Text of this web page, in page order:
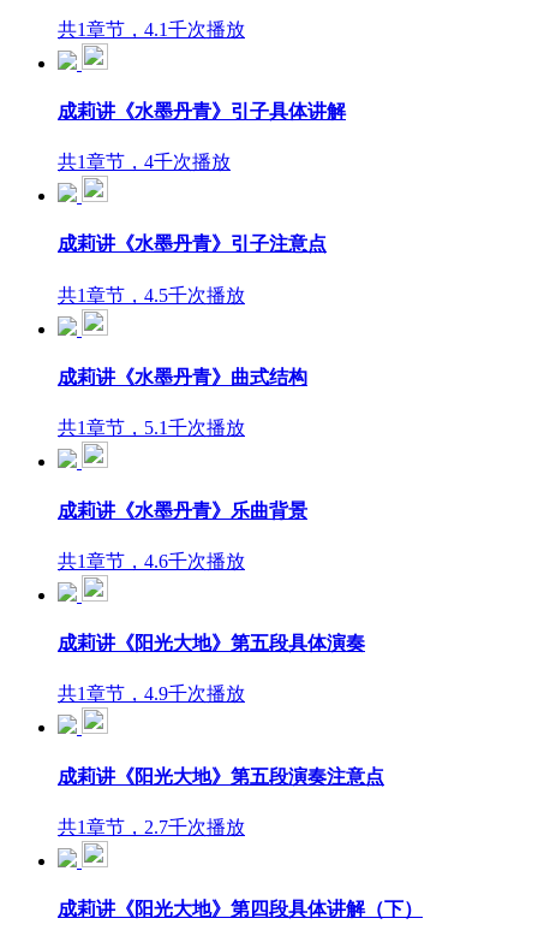
共1章节，4.1千次播放
成莉讲《水墨丹青》引子具体讲解
共1章节，4千次播放
成莉讲《水墨丹青》引子注意点
共1章节，4.5千次播放
成莉讲《水墨丹青》曲式结构
共1章节，5.1千次播放
成莉讲《水墨丹青》乐曲背景
共1章节，4.6千次播放
成莉讲《阳光大地》第五段具体演奏
共1章节，4.9千次播放
成莉讲《阳光大地》第五段演奏注意点
共1章节，2.7千次播放
成莉讲《阳光大地》第四段具体讲解（下）